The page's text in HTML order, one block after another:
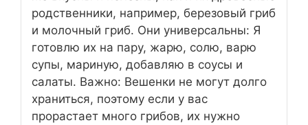
родственники, например, березовый гриб
и молочный гриб. Они универсальны: Я
готовлю их на пару, жарю, солю, варю
супы, мариную, добавляю в соусы и
салаты. Важно: Вешенки не могут долго
храниться, поэтому если у вас
прорастает много грибов, их нужно